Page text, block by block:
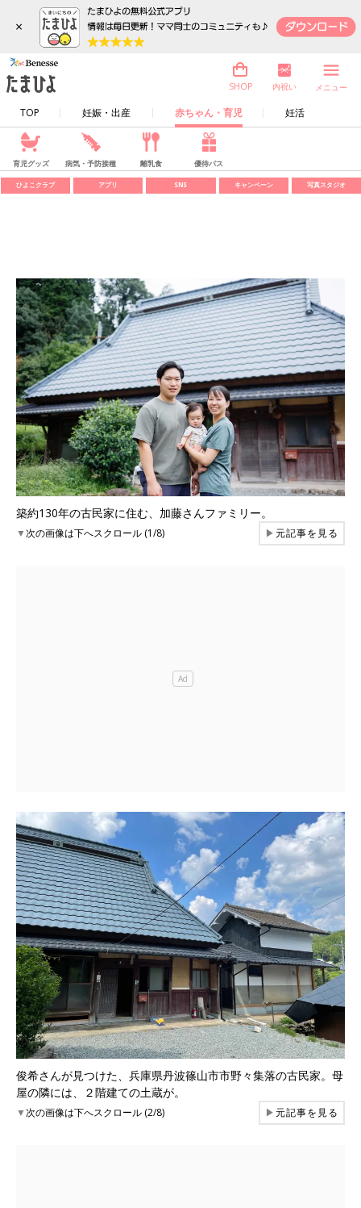
×
TOP 妊娠・出産 赤ちゃん・育児 妊活
SHOP 内祝い メニュー
育児グッズ 病気・予防接種 離乳食 優待パス
ひよこクラブ アプリ SNS キャンペーン 写真スタジオ
築約130年の古民家に住む、加藤さんファミリー。
▼次の画像は下へスクロール (1/8) ▶元記事を見る
俊希さんが見つけた、兵庫県丹波篠山市市野々集落の古民家。母
屋の隣には、２階建ての土蔵が。
▼次の画像は下へスクロール (2/8) ▶元記事を見る